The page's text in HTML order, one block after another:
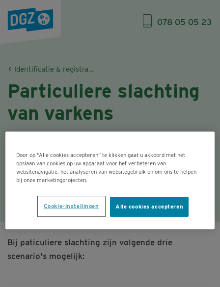
078 05 05 23
Identificatie & registratie (I&R)
Particuliere slachting
van varkens
gebruik binnen je gezin? Dan spreken we
van een particuliere slachting. Hoe zorg je
Bij paticuliere slachting zijn volgende drie
scenario's mogelijk:
Door op “Alle cookies accepteren” te klikken gaat u akkoord met het
opslaan van cookies op uw apparaat voor het verbeteren van
websitenavigatie, het analyseren van websitegebruik en om ons te helpen
bij onze marketingprojecten.
Alle cookies accepteren
Cookie-instellingen